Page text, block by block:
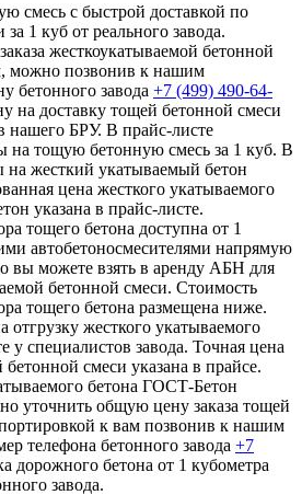
смесь с быстрой доставкой по
1 куб от реального завода.
жесткоукатываемой бетонной
можно позвонив к нашим
бетонного завода +7 (499) 490-64-
на доставку тощей бетонной смеси
нашего БРУ. В прайс-листе
на тощую бетонную смесь за 1 куб. В
жесткий укатываемый бетон
цена жесткого укатываемого
указана в прайс-листе.
тощего бетона доступна от 1
автобетоносмесителями напрямую
вы можете взять в аренду АБН для
бетонной смеси. Стоимость
тощего бетона размещена ниже.
жесткого укатываемого
у специалистов завода. Точная цена
смеси указана в прайсе.
бетона ГОСТ-Бетон
уточнить общую цену заказа тощей
к вам позвонив к нашим
телефона бетонного завода +7
дорожного бетона от 1 кубометра
завода.